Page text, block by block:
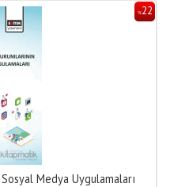
%22
Medya Uygulamaları